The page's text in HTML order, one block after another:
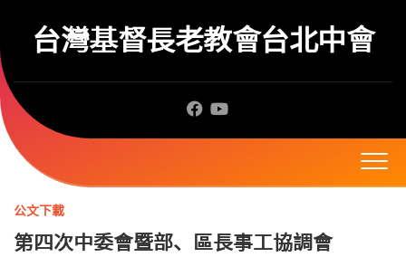
content台灣基督長老教會台北中會
公文下載
第四次中委會暨部、區長事工協調會